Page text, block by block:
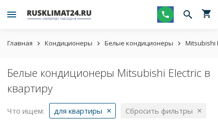
Главная Кондиционеры Белые кондиционеры Mitsubishi
Белые кондиционеры Mitsubishi Electric в
квартиру
Что ищем: для квартиры Сбросить фильтры